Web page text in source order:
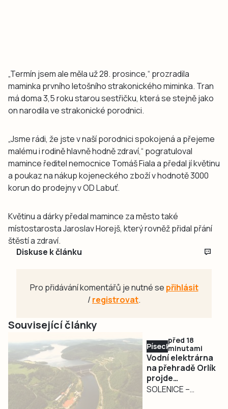
„Termín jsem ale měla už 28. prosince,“ prozradila
maminka prvního letošního strakonického miminka. Tran
má doma 3,5 roku starou sestřičku, která se stejně jako
on narodila ve strakonické porodnici.
„Jsme rádi, že jste v naší porodnici spokojená a přejeme
malému i rodině hlavně hodně zdraví,“ pogratuloval
mamince ředitel nemocnice Tomáš Fiala a předal jí květinu
a poukaz na nákup kojeneckého zboží v hodnotě 3000
korun do prodejny v OD Labuť.
Květinu a dárky předal mamince za město také
místostarosta Jaroslav Horejš, který rovněž přidal přání
štěstí a zdraví.
Diskuse k článku
Pro přidávání komentářů je nutné se přihlásit
/registrovat.
Související články
Písecko
před 18
minutami
Vodní elektrárna
na přehradě Orlík
projde
modernizací za
SOLENICE –